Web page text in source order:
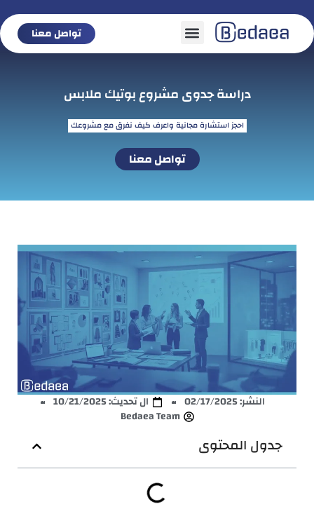
تواصل معنا
دراسة جدوى مشروع بوتيك ملابس
احجز استشارة مجانية واعرف كيف نفرق مع مشروعك
تواصل معنا
النشر:02/17/2025
ال تحديث: 10/21/2025
Bedaea Team
جدول المحتوى